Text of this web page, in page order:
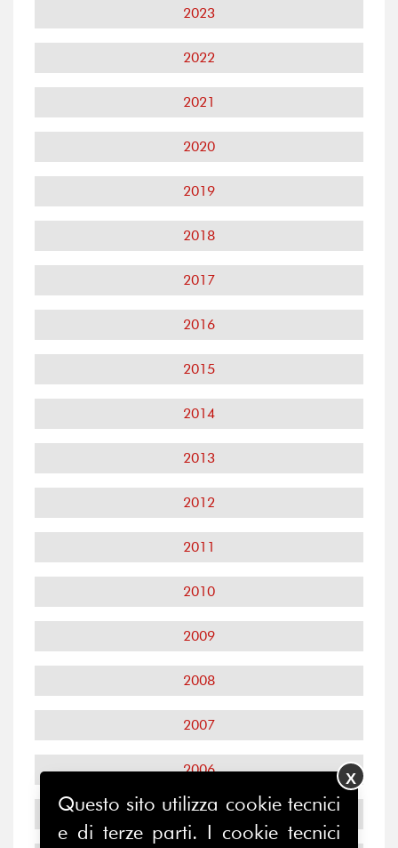
2023
2022
2021
2020
2019
2018
2017
2016
2015
2014
2013
2012
2011
2010
2009
2008
2007
2006
2005
Questo sito utilizza cookie tecnici
e di terze parti. I cookie tecnici
X